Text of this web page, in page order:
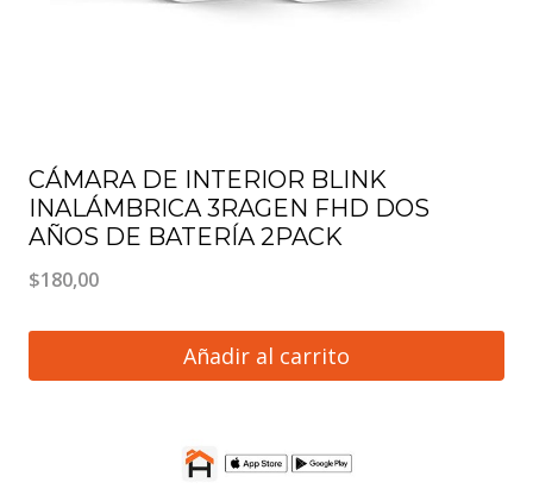
CÁMARA DE INTERIOR BLINK
INALÁMBRICA 3RAGEN FHD DOS
AÑOS DE BATERÍA 2PACK
$180,00
Añadir al carrito